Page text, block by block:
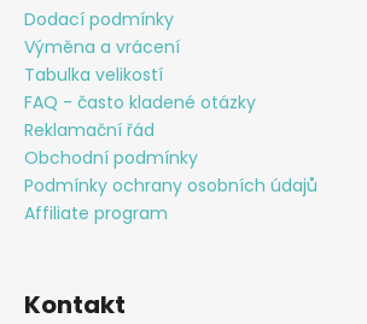
Dodací podmínky
Výměna a vrácení
Tabulka velikostí
FAQ - často kladené otázky
Reklamační řád
Obchodní podmínky
Podmínky ochrany osobních údajů
Affiliate program
Kontakt